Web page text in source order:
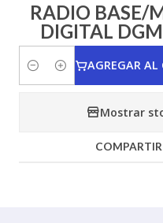
RADIO BASE/
DIGITAL
Cantidad
AGREGAR AL
Mostrar